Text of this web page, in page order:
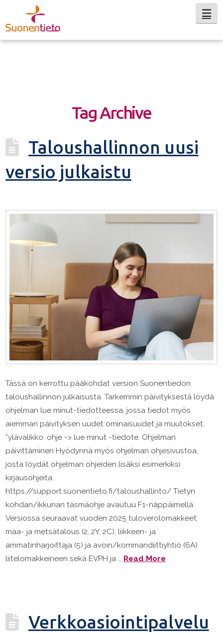
Tag Archive
Taloushallinnon uusi
versio julkaistu
Tässä on kerrottu pääkohdat version Suonentiedon
taloushallinnon julkaisusta. Tarkemmin päivityksestä löydä
ohjelman lue minut-tiedotteessa, jossa tiedot myös
aiemman päivityksen uudet ominaisuudet ja muutokset.
*ylävalikko: ohje -> lue minut -tiedote. Ohjelman
päivittäminen Hyödynnä myös ohjelman ohjesivustoa,
josta löydät ohjelman ohjeiden lisäksi esimerkiksi
kirjausohjeita.
https://support.suonentieto.fi/taloushallinto/ Tietyn
kohdan/ikkunan täsmäohje avautuu F1-näppäimellä.
Versiossa seuraavat vuoden 2025 tuloverolomakkeet:
maa- ja metsätalous (2, 2Y, 2C), liikkeen- ja
ammatinharjoittaja (5) ja avoin/kommandiittiyhtiö (6A)
liitelomakkeineen sekä EVPH ja … Read More
Verkkoasiointipalvelu